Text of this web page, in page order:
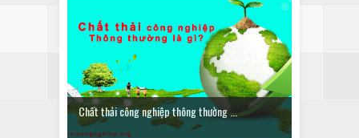
Chất thải công nghiệp thông thường ...